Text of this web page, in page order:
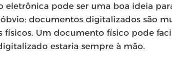
eletrônica pode ser uma boa ideia
documentos digitalizados são
Um documento físico pode
estaria sempre à mão.